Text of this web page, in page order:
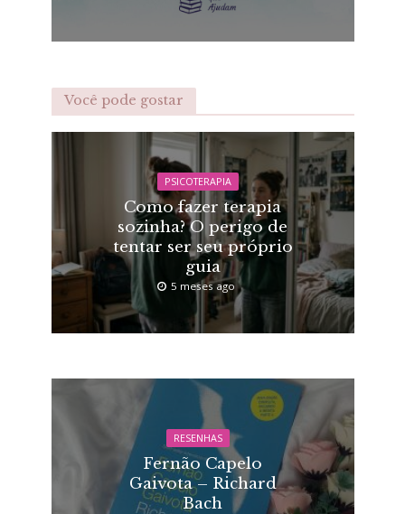
Você pode gostar
PSICOTERAPIA
Como fazer terapia
sozinha? O perigo de
tentar ser seu próprio
guia
5 meses ago
RESENHAS
Fernão Capelo
Gaivota – Richard
Bach